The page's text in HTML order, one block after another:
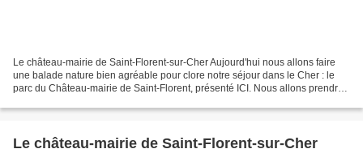
Le château-mairie de Saint-Florent-sur-Cher Aujourd'hui nous allons faire
une balade nature bien agréable pour clore notre séjour dans le Cher : le
parc du Château-mairie de Saint-Florent, présenté ICI. Nous allons prendre
Le château-mairie de Saint-Florent-sur-Cher